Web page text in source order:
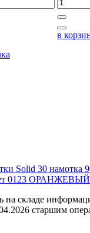
в
Solid 30 намотка
0123 ОРАНЖЕВЫЙ
на складе
старшим